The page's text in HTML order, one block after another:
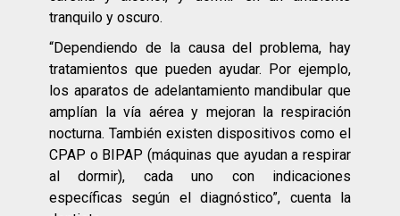
tranquilo y oscuro.
“Dependiendo de la causa del problema, hay
tratamientos que pueden ayudar. Por ejemplo,
los aparatos de adelantamiento mandibular que
amplían la vía aérea y mejoran la respiración
nocturna. También existen dispositivos como el
CPAP o BIPAP (máquinas que ayudan a respirar
al dormir), cada uno con indicaciones
específicas según el diagnóstico”, cuenta la